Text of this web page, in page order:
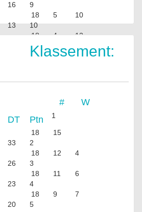
16
9
18 5
10
13
10
18 4
12
Klassement:
#
W
DT Ptn 1
18
15
33
2
18 12
4
26
3
18 11
6
23
4
18 9
7
20
5